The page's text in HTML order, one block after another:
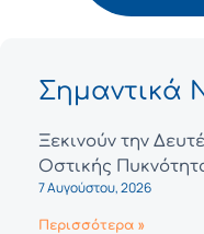
Σημαντικά
Ξεκινούν την
Οστικής
7 Αυγούστου, 2026
Περισσότερα »